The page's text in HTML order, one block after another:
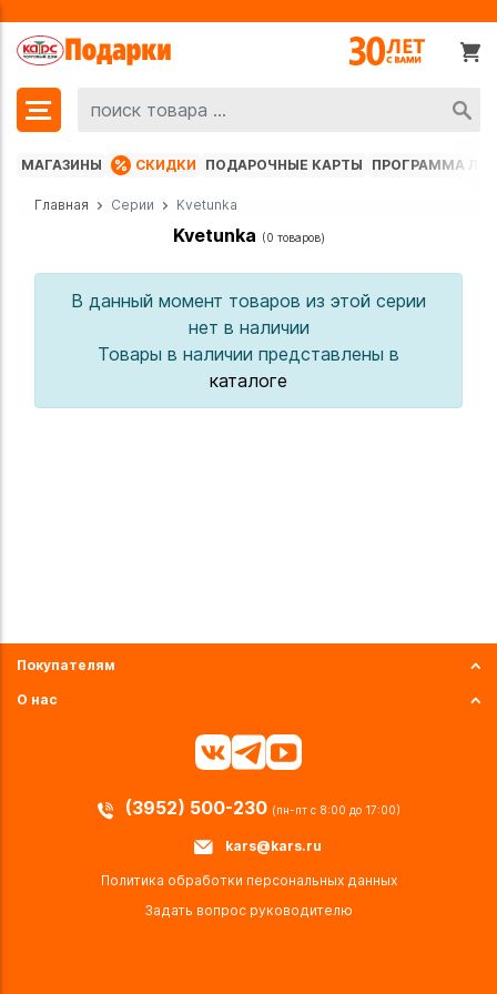
МАГАЗИНЫ СКИДКИ ПОДАРОЧНЫЕ КАРТЫ ПРОГРАММА
Главная Серии Kvetunka
Kvetunka (0 товаров)
В данный момент товаров из этой серии
нет в наличии
Товары в наличии представлены в
каталоге
Покупателям
О нас
(3952) 500-230 (пн-пт с 8:00 до 17:00)
kars@kars.ru
Политика обработки персональных данных
Задать вопрос руководителю